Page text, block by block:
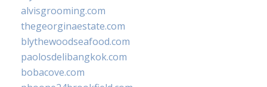
alvisgrooming.com
thegeorginaestate.com
blythewoodseafood.com
paolosdelibangkok.com
bobacove.com